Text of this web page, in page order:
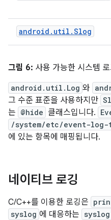
android.util.Slog
그림 6: 사용 가능한 시스템
android.util.Log 와
그 수준 표준을 사용하지만
는 @hide 클래스입니다.
/system/etc/event-log-
에 있는 항목에 매핑됩니다.
네이티브 로깅
C/C++를 이용한 로깅은
syslog 에 대응하는 syslog